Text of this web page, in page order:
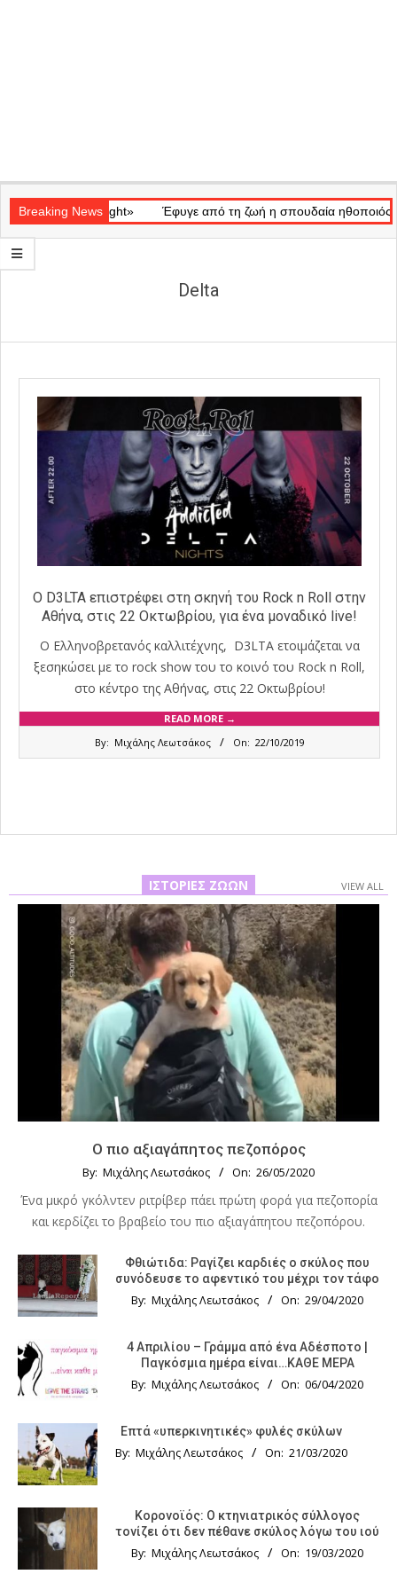
Navigation
Breaking News
«Ray of Light» Έφυγε από τη ζωή η σπουδαία ηθοποιός Μάρω
Delta
Ο D3LTA επιστρέφει στη σκηνή του Rock n Roll στην
Αθήνα, στις 22 Οκτωβρίου, για ένα μοναδικό live!
Ο Ελληνοβρετανός καλλιτέχνης, D3LTA ετοιμάζεται να
ξεσηκώσει με το rock show του το κοινό του Rock n Roll,
στο κέντρο της Αθήνας, στις 22 Οκτωβρίου!
READ MORE →
By: Μιχάλης Λεωτσάκος On: 22/10/2019
ΙΣΤΟΡΊΕΣ ΖΏΩΝ VIEW ALL
Ο πιο αξιαγάπητος πεζοπόρος
By: Μιχάλης Λεωτσάκος On: 26/05/2020
Ένα μικρό γκόλντεν ριτρίβερ πάει πρώτη φορά για πεζοπορία
και κερδίζει το βραβείο του πιο αξιαγάπητου πεζοπόρου.
Φθιώτιδα: Ραγίζει καρδιές ο σκύλος που
συνόδευσε το αφεντικό του μέχρι τον τάφο
By: Μιχάλης Λεωτσάκος On: 29/04/2020
4 Απριλίου – Γράμμα από ένα Αδέσποτο |
Παγκόσμια ημέρα είναι…ΚΑΘΕ ΜΕΡΑ
By: Μιχάλης Λεωτσάκος On: 06/04/2020
Επτά «υπερκινητικές» φυλές σκύλων
By: Μιχάλης Λεωτσάκος On: 21/03/2020
Κορονοϊός: Ο κτηνιατρικός σύλλογος
τονίζει ότι δεν πέθανε σκύλος λόγω του ιού
By: Μιχάλης Λεωτσάκος On: 19/03/2020